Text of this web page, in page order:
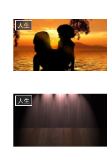
人生
人生